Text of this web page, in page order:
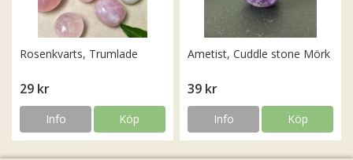
Rosenkvarts, Trumlade
29 kr
Info Köp
Ametist, Cuddle stone Mörk
39 kr
Info Köp